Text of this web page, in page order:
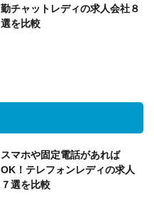
勤チャットレディの求人会社８
選を比較
スマホや固定電話があれば
OK！テレフォンレディの求人
７選を比較